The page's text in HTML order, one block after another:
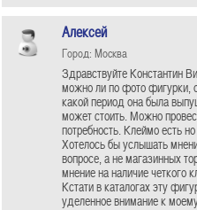
Алексей
Город: Москва
Здравствуйте Константин
можно ли по фото фигурки,
какой период она была
может стоить. Можно
потребность. Клеймо есть
Хотелось бы услышать
вопросе, а не магазинных
мнение на наличие четкого
Кстати в каталогах эту
уделенное внимание к